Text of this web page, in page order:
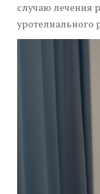
случаю лечения
уротелиального